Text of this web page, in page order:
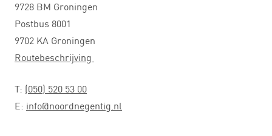
9728 BM Groningen
Postbus 8001
9702 KA Groningen
Routebeschrijving
T: (050) 520 53 00
E: info@noordnegentig.nl